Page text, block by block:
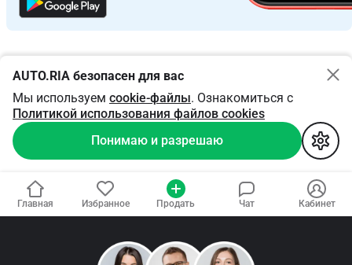
AUTO.RIA безопасен для вас
Мы используем cookie-файлы. Ознакомиться с
Политикой использования файлов cookies
Понимаю и разрешаю
Главная Избранное Продать Чат Кабинет